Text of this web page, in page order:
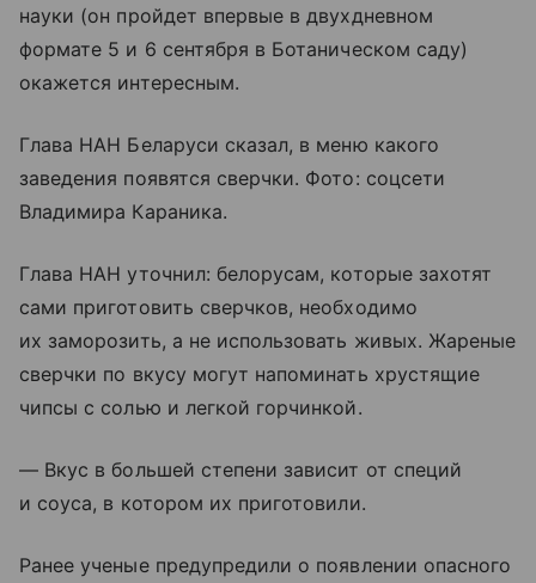
науки (он пройдет впервые в двухдневном
формате 5 и 6 сентября в Ботаническом саду)
окажется интересным.
Глава НАН Беларуси сказал, в меню какого
заведения появятся сверчки. Фото: соцсети
Владимира Караника.
Глава НАН уточнил: белорусам, которые захотят
сами приготовить сверчков, необходимо
их заморозить, а не использовать живых. Жареные
сверчки по вкусу могут напоминать хрустящие
чипсы с солью и легкой горчинкой.
— Вкус в большей степени зависит от специй
и соуса, в котором их приготовили.
Ранее ученые предупредили о появлении опасного